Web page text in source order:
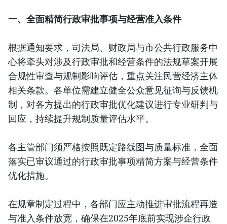
一、全面精简行政审批事项与经营准入条件
根据通知要求，司法局、财政局与市公共行政服务中
心将牵头对涉及行政审批和经营条件的法规草案开展
合规性审查与规制影响评估，重点关注民营经济主体
相关条款。各单位需建立健全公众意见征询与反馈机
制，对各方提出的行政审批优化建议进行专业研判与
回应，持续提升规制质量评估水平。
各主管部门须严格按照既定路线图与质量标准，全面
落实已审议通过的行政审批事项精简方案与经营条件
优化措施。
在规章制定过程中，各部门应主动推进审批流程再造
与准入条件放宽，确保在2025年底前实现涉企行政